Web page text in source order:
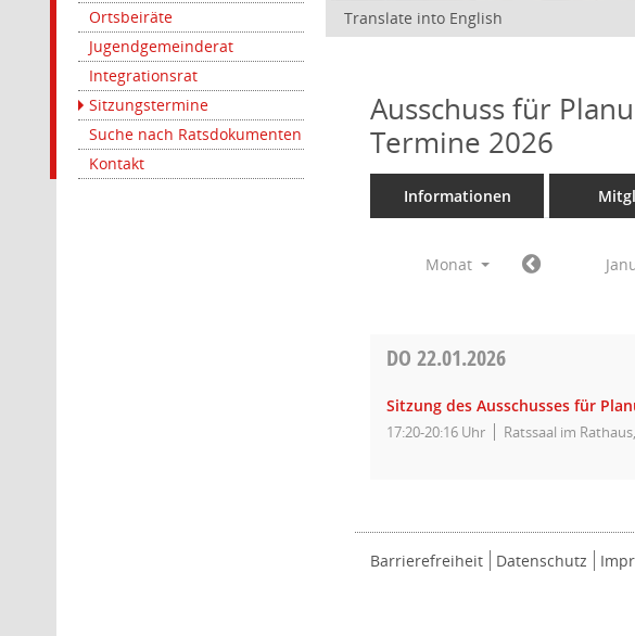
Ortsbeiräte
Jugendgemeinderat
Integrationsrat
Sitzungstermine
Suche nach Ratsdokumenten
Kontakt
Translate into English
Ausschuss für
Termine 2026
Informationen
Monat
DO22.01.2026
Sitzung des Ausschusses für
17:20-20:16 Uhr Ratssaal im
Barrierefreiheit Datenschutz